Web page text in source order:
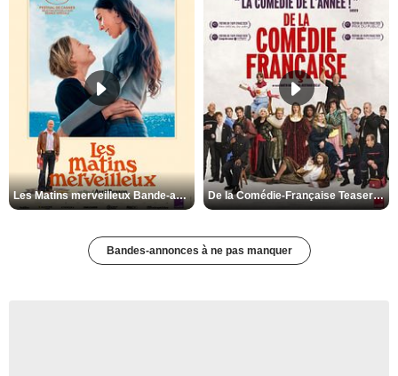
Les Matins merveilleux Bande-annonce VF De la Comédie-Française Teaser VF
Bandes-annonces à ne pas manquer